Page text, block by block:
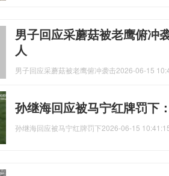
男子回应采蘑菇被老鹰俯冲
人
男子回应采蘑菇被老鹰俯冲袭击2026-06-15
孙继海回应被马宁红牌罚下
孙继海回应被马宁红牌罚下2026-06-15